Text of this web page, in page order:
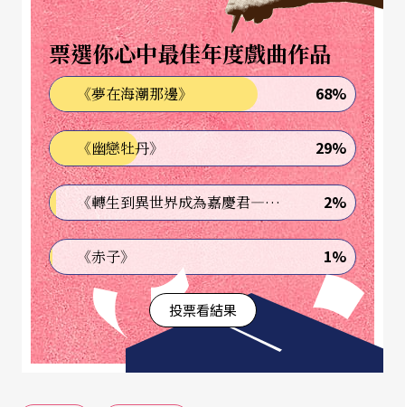
仰望老師的小臉，老師是崇高的象徵；後來的推廣
工作，也算心願的實現。
也曾想過成爲一名籃球國手、但終究沒成，倒是自
小涓滴累積的音樂種子開始萌芽。
初一開始學鋼琴，後來加入學校管樂隊、當上隊
長，吹打拉樣樣來，最崇拜的是電視台的樂隊、擦
得亮閃閃的樂器，音符從一鼓一鼓的嘴中流洩出
來。初中畢業、對未來正茫然，學姊一句話改變了
他的未來。學姊說：你會這麼多樂器，怎麼沒想過
正式去學音樂，從理論打根基？想想，便進了國立
票選你心中最佳年度戲曲作品
《夢在海潮那邊》 68%
《幽戀牡丹》 29%
《轉生到異世界成為嘉慶君—發現我的祖先是詐騙集團!?》 2%
《赤子》 1%
投票看結果